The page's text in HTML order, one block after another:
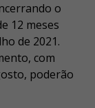
o
12 meses
de 2021.
com
poderão